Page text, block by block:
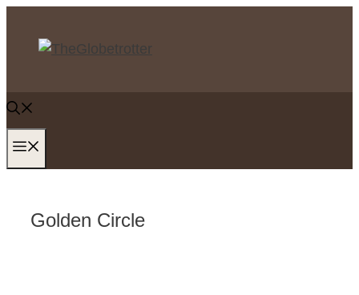
Inhalt
springen
Golden Circle